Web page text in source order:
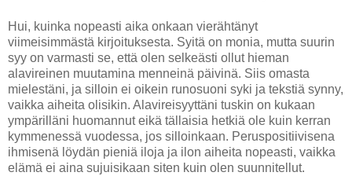
Hui, kuinka nopeasti aika onkaan vierähtänyt
viimeisimmästä kirjoituksesta. Syitä on monia, mutta suurin
syy on varmasti se, että olen selkeästi ollut hieman
alavireinen muutamina menneinä päivinä. Siis omasta
mielestäni, ja silloin ei oikein runosuoni syki ja tekstiä synny,
vaikka aiheita olisikin. Alavireisyyttäni tuskin on kukaan
ympärilläni huomannut eikä tällaisia hetkiä ole kuin kerran
kymmenessä vuodessa, jos silloinkaan. Peruspositiivisena
ihmisenä löydän pieniä iloja ja ilon aiheita nopeasti, vaikka
elämä ei aina sujuisikaan siten kuin olen suunnitellut.